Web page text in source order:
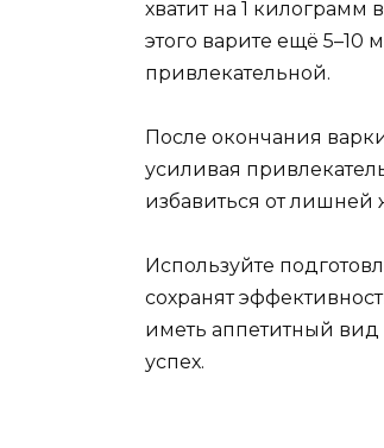
хватит на 1 килограмм
этого варите ещё 5–10
привлекательной.
После окончания
усиливая
избавиться от лишней
Используйте
сохранят
иметь аппетитный
успех.